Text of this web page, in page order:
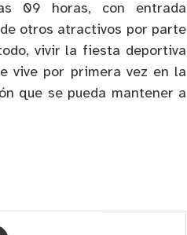
09 horas, con entrada
otros atractivos por parte
vivir la fiesta deportiva
vive por primera vez en la
que se pueda mantener a